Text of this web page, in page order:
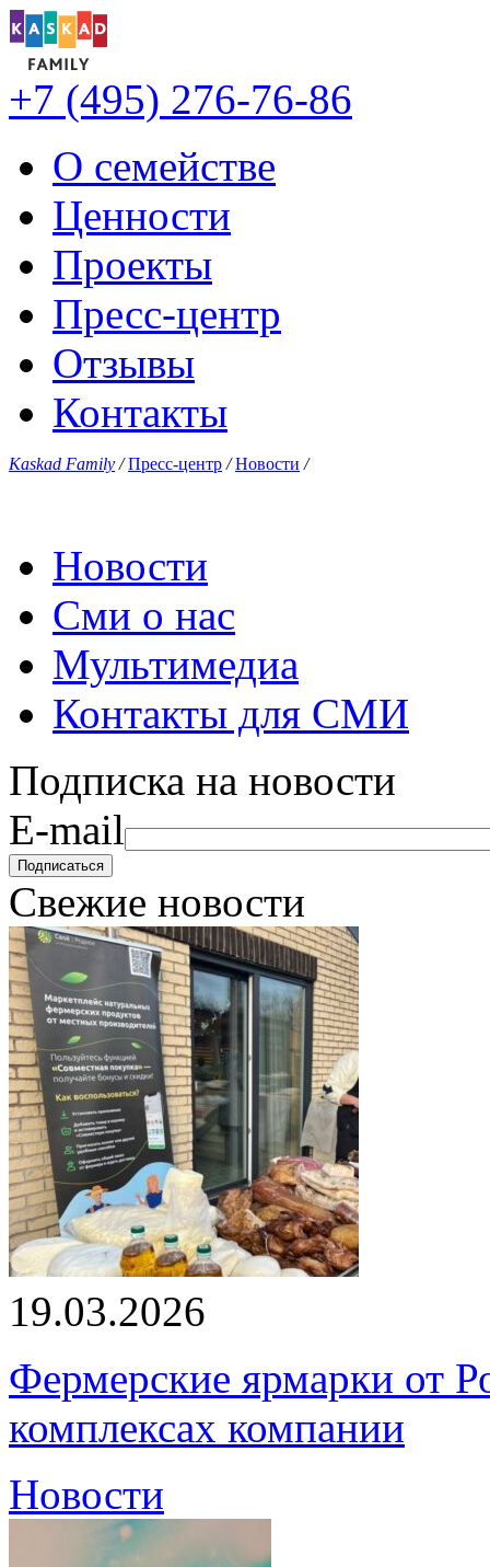
+7 (495) 276-76-86
О семействе
Ценности
Проекты
Пресс-центр
Отзывы
Контакты
Kaskad Family / Пресс-центр / Новости /
Новости
Сми о нас
Мультимедиа
Контакты для СМИ
Подписка на новости
E-mail
Свежие новости
19.03.2026
Фермерские ярмарки от
комплексах компании
Новости